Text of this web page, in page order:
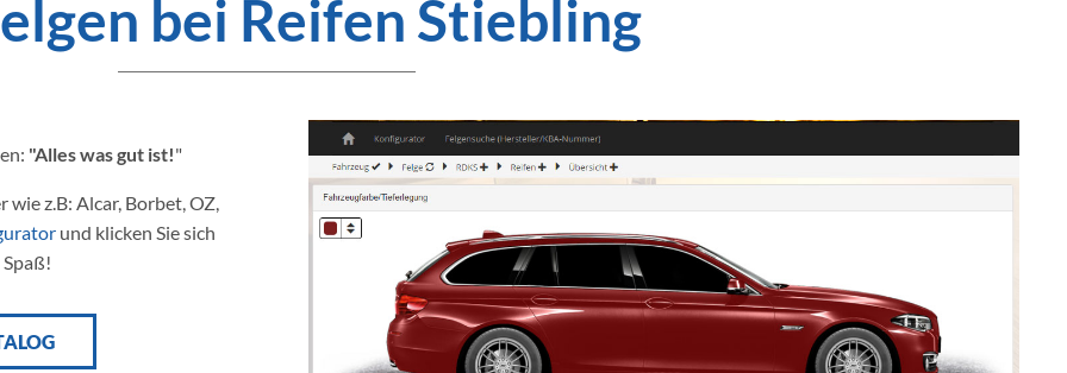
bei Reifen Stiebling
"Alles was gut ist!"
z.B: Alcar, Borbet, OZ,
und klicken Sie sich